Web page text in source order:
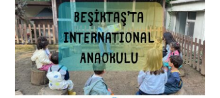
Okul Öncesinde Beslenme
Genel